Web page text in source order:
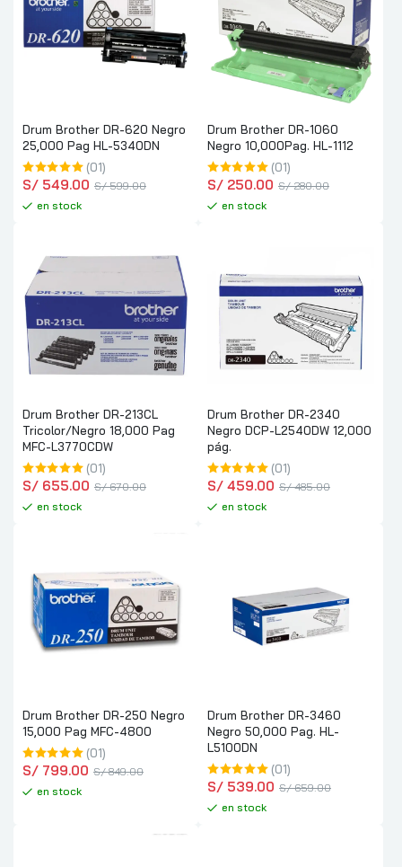
Drum Brother DR-620 Negro
25,000 Pag HL-5340DN
(01)
S/ 599.00
S/ 549.00
en stock
Drum Brother DR-1060
Negro 10,000Pag. HL-1112
(01)
S/ 280.00
S/ 250.00
en stock
Drum Brother DR-213CL
Tricolor/Negro 18,000 Pag
MFC-L3770CDW
(01)
S/ 670.00
S/ 655.00
en stock
Drum Brother DR-2340
Negro DCP-L2540DW 12,000
pág.
(01)
S/ 485.00
S/ 459.00
en stock
Drum Brother DR-250 Negro
15,000 Pag MFC-4800
(01)
S/ 849.00
S/ 799.00
en stock
Drum Brother DR-3460
Negro 50,000 Pag. HL-
L5100DN
(01)
S/ 659.00
S/ 539.00
en stock